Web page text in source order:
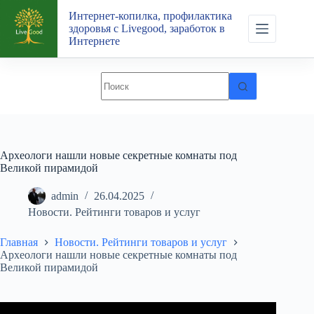
Перейти
сути
Интернет-копилка, профилактика
здоровья с Livegood, заработок в
Интернете
Археологи нашли новые секретные комнаты под
Великой пирамидой
admin
26.04.2025
Новости. Рейтинги товаров и услуг
Главная
Новости. Рейтинги товаров и услуг
Археологи нашли новые секретные комнаты под
Великой пирамидой